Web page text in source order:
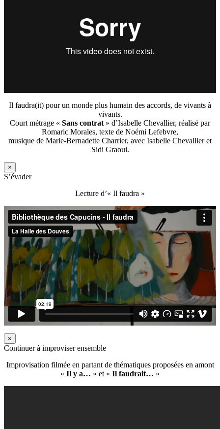
Il faudra(it) pour un monde plus humain des accords, de vivants à
vivants.
Court métrage « Sans contrat » d’Isabelle Chevallier, réalisé par
Romaric Morales, texte de Noémi Lefebvre,
musique de Marie-Bernadette Charrier, avec Isabelle Chevallier et
Sidi Graoui.
×
S’évader
Lecture d’« Il faudra »
×
Continuer à improviser ensemble
Improvisation filmée en partant de thématiques proposées en amont
« Il y a… » et « Il faudrait… »